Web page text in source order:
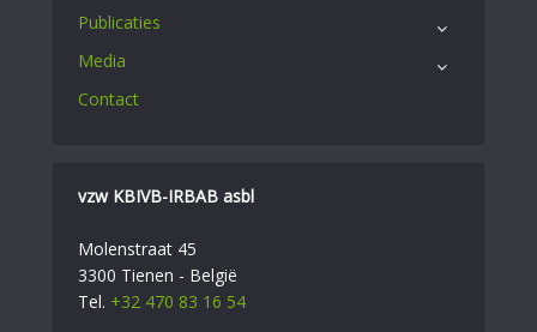
Publicaties
Media
Contact
vzw KBIVB-IRBAB asbl
Molenstraat 45
3300 Tienen - België
Tel. +32 470 83 16 54